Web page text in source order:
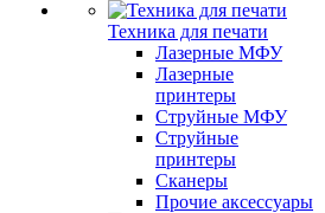
Техника для печати
Лазерные МФУ
Лазерные
принтеры
Струйные МФУ
Струйные
принтеры
Сканеры
Прочие аксессуары